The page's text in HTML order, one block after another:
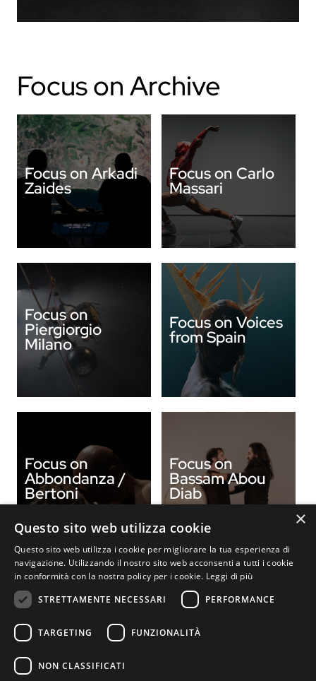
Focus on Arkadi
Zaides
Focus on Carlo
Massari
Focus on
Piergiorgio
Milano
Focus on Voices
from Spain
Focus on
Abbondanza /
Bertoni
Focus on
Bassam Abou
Diab
Focus on Poyo
Rojo Sieni
×
Questo sito web utilizza cookie
Questo sito web utilizza i cookie per migliorare la tua esperienza di
navigazione. Utilizzando il nostro sito web acconsenti a tutti i cookie
in conformità con la nostra policy per i cookie. Leggi di più
STRETTAMENTE NECESSARI
PERFORMANCE
TARGETING FUNZIONALITÀ
NON CLASSIFICATI